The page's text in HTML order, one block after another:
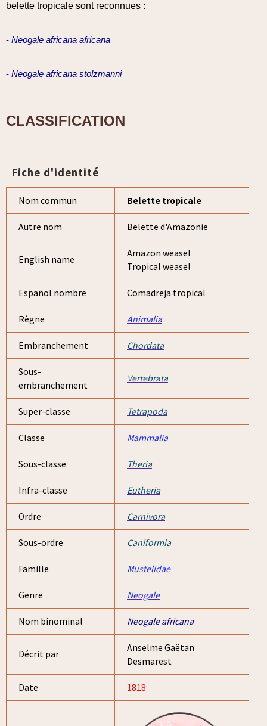
belette tropicale sont reconnues :
- Neogale africana africana
- Neogale africana stolzmanni
CLASSIFICATION
Fiche d'identité
Nom commun Belette tropicale
Autre nom Belette d'Amazonie
English name
Amazon weasel
Tropical weasel
Español nombre Comadreja tropical
Règne Animalia
Embranchement Chordata
Sous-
embranchement
Vertebrata
Super-classe Tetrapoda
Classe Mammalia
Sous-classe Theria
Infra-classe Eutheria
Ordre Carnivora
Sous-ordre Caniformia
Famille Mustelidae
Genre Neogale
Nom binominal Neogale africana
Décrit par
Anselme Gaëtan
Desmarest
Date 1818